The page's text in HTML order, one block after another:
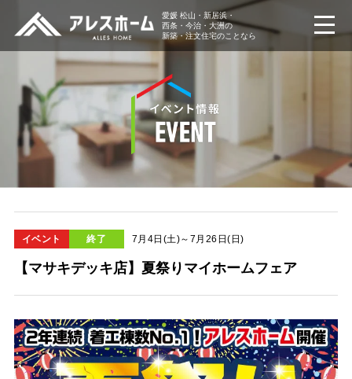
愛媛 松山・新居浜・
西条・今治・大洲の
新築・注文住宅のことなら
イベント 終了 7月4日(土)～7月26日(日)
【マサキデッキ店】夏祭りマイホームフェア